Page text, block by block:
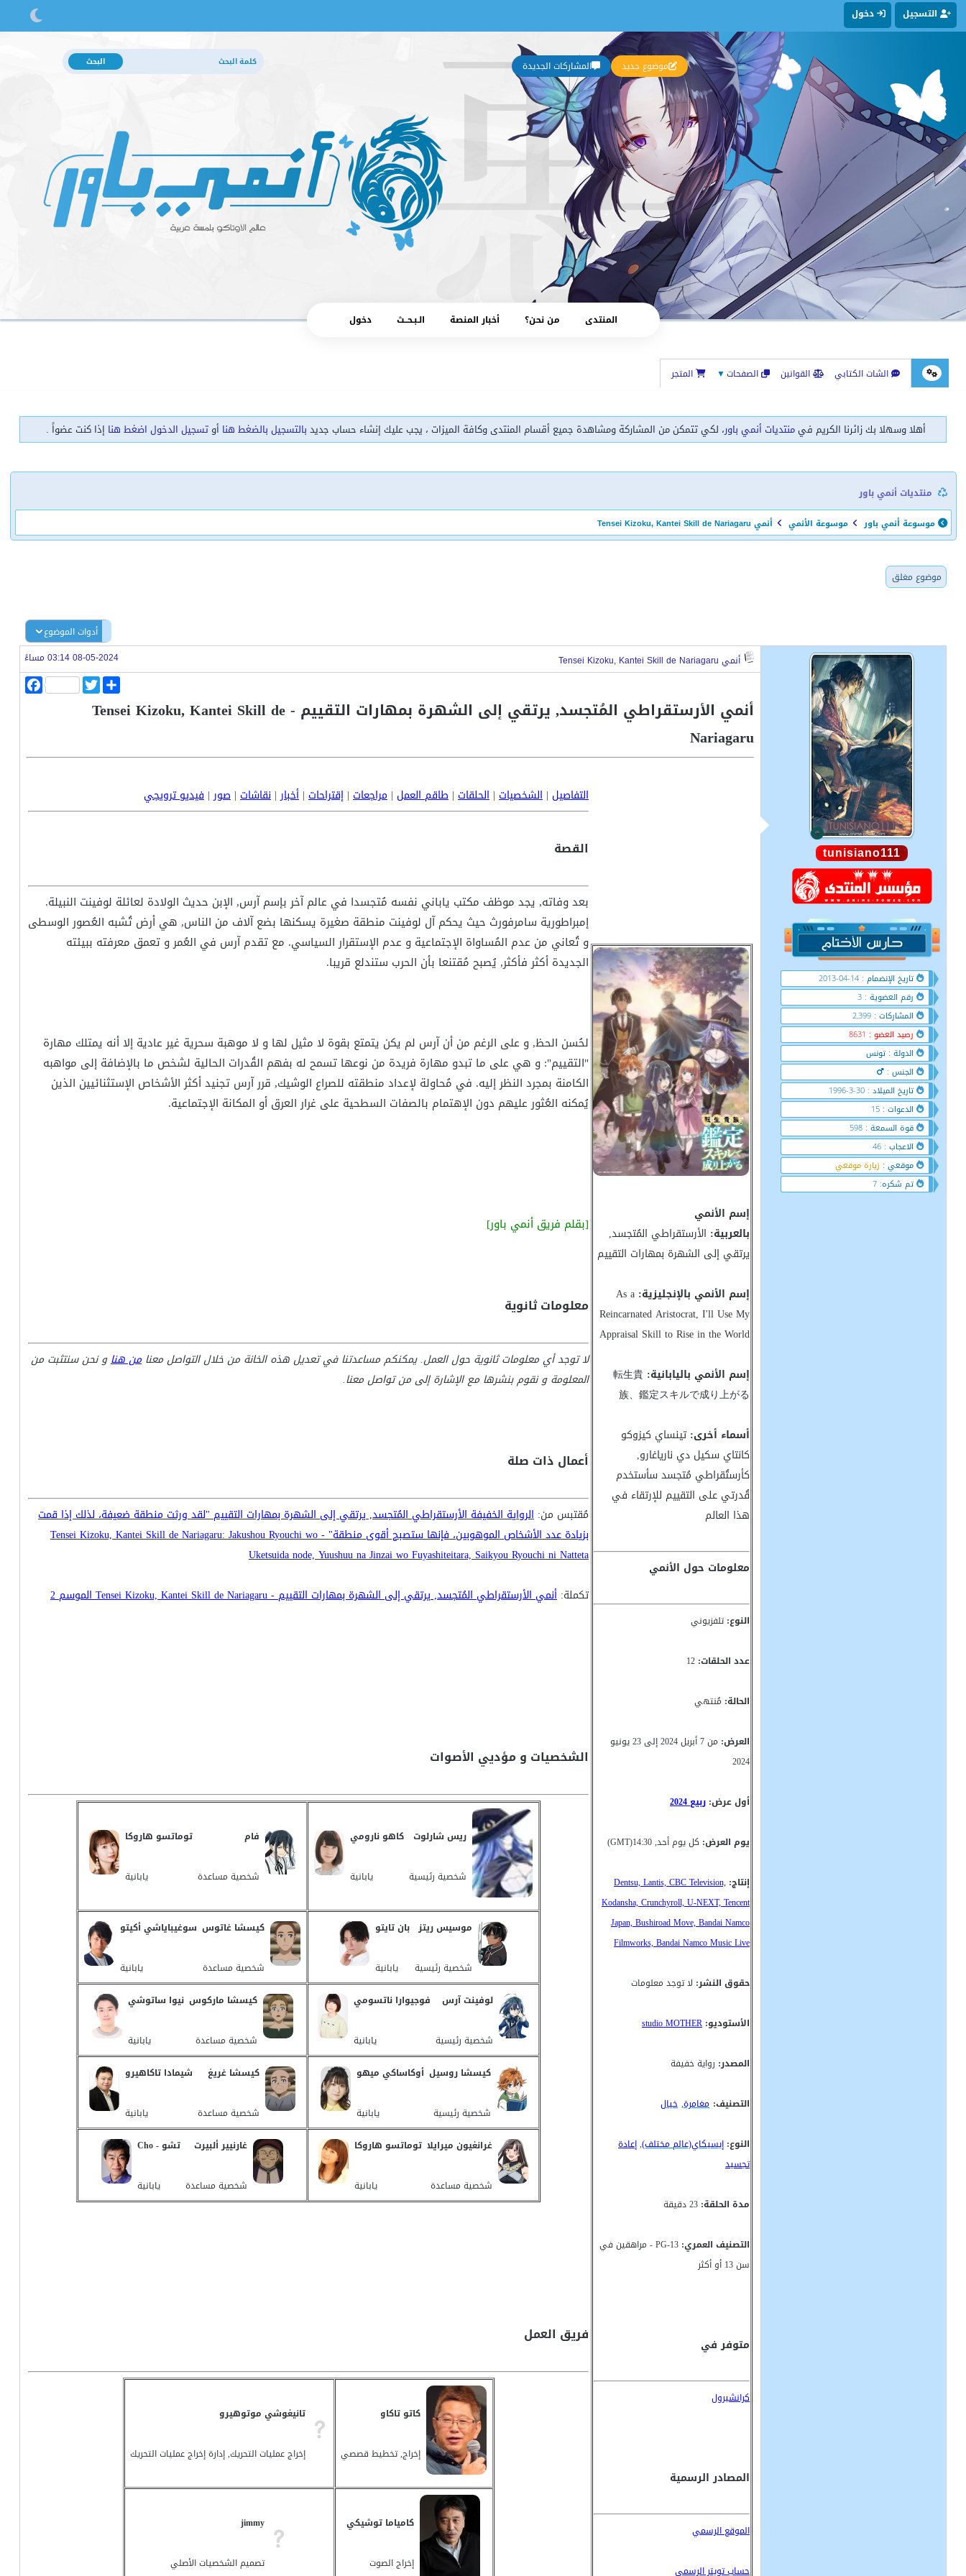
التسجيل دخول
المشاركات الجديدة موضوع جديد
المنتدى من نحن؟ أخبار المنصة الـبـحــث دخول
الشات الكتابي القوانين الصفحات▼ المتجر
أهلا وسهلا بك زائرنا الكريم فيمنتديات أنمي باور، لكي تتمكن من المشاركة ومشاهدة جميع أقسام المنتدى وكافة الميزات ، يجب عليك إنشاء حساب جديد بالتسجيل بالضغط هنا أوتسجيل الدخول اضغط هنا إذا كنت عضواً .
منتديات أنمي باور
موسوعة أنمي باور موسوعة الأنمي أنمي Tensei Kizoku, Kantei Skill de Nariagaru
موضوع مغلق
أدوات الموضوع
أنمي Tensei Kizoku, Kantei Skill de Nariagaru
08-05-2024 03:14 مساءً
tunisiano111
تاريخ الإنضمام : 14-04-2013
رقم العضوية : 3
المشاركات : 2,399
رصيد العضو : 8631
الدولة : تونس
الجنس :
تاريخ الميلاد : 30-3-1996
الدعوات : 15
قوة السمعة : 598
الاعجاب : 46
موقعي : زيارة موقعي
تم شكره: 7
a
T
w
i
t
ن
ر
أنمي الأرستقراطي المُتجسد, يرتقي إلى الشهرة بمهارات التقييم - Tensei Kizoku, Kantei Skill de
Nariagaru
إسم الأنمي
بالعربية: الأرستقراطي المُتجسد,
يرتقي إلى الشهرة بمهارات التقييم
إسم الأنمي بالإنجليزية: As a
Reincarnated Aristocrat, I'll Use My
Appraisal Skill to Rise in the World
إسم الأنمي باليابانية: 転生貴
族、鑑定スキルで成り上がる
أسماء أخرى: تينساي كيزوكو
كانتاي سكيل دي نارياغارو,
كأرستُقراطي مُتجسد سأستخدم
قُدرتي على التقييم للإرتقاء في
هذا العالم
معلومات حول الأنمي
النوع:تلفزيوني
عدد الحلقات: 12
الحالة: مُنتهي
العرض:
من 7 أبريل 2024 إلى 23 يونيو
2024
أول عرض: ربيع 2024
يوم العرض: كل يوم أحد, 14:30(GMT)
إنتاج: Dentsu, Lantis, CBC Television,
Kodansha, Crunchyroll, U-NEXT, Tencent
Japan, Bushiroad Move, Bandai Namco
Filmworks, Bandai Namco Music Live
حقوق النشر: لا توجد معلومات
الأستوديو: studio MOTHER
المصدر: رواية خفيفة
التصنيف: مغامرة, خيال
النوع: إيسيكاي(عالم مختلف),إعادة
تجسيد
مدة الحلقة: 23 دقيقة
التصنيف العمري:
PG-13 - مراهقين في
سن 13 أو أكثر
متوفر في
كرانشيرول
المصادر الرسمية
الموقع الرسمي
حساب تويتر الرسمي
التفاصيل | الشخصيات| الحلقات| طاقم العمل | مراجعات| إقتراحات| أخبار| نقاشات| صور| فيديو ترويجي
القصة
بعد وفاته, يجد موظف مكتب ياباني نفسه مُتجسدا في عالم آخر بإسم آرس, الإبن حديث الولادة لعائلة لوفينت النبيلة.
إمبراطورية سامرفورث حيث يحكم آل لوفينت منطقة صغيرة يسكنها بضع آلاف من الناس, هي أرض تُشبه العُصور الوسطى
و تُعاني من عدم المُساواة الإجتماعية و عدم الإستقرار السياسي. مع تقدم آرس في العُمر و تعمق معرفته ببيئته
الجديدة أكثر فأكثر, يُصبح مُقتنعا بأن الحرب ستندلع قريبا.
لحُسن الحظ, و على الرغم من أن آرس لم يكن يتمتع بقوة لا مثيل لها و لا موهبة سحرية غير عادية إلا أنه يمتلك مهارة
"التقييم": و هي على ما تبدو مهارة فريدة من نوعها تسمح له بفهم القُدرات الحالية لشخص ما بالإضافة إلى مواهبه
الكامنة بمجرد النظر إليه. في مُحاولة لإعداد منطقته للصراع الوشيك, قرر آرس تجنيد أكثر الأشخاص الإستثنائيين الذين
يُمكنه العُثور عليهم دون الإهتمام بالصفات السطحية على غرار العرق أو المكانة الإجتماعية.
[بقلم فريق أنمي باور]
معلومات ثانوية
لا توجد أي معلومات ثانوية حول العمل. يمكنكم مساعدتنا في تعديل هذه الخانة من خلال التواصل معنامن هناو نحن سنتثبت من
المعلومة و نقوم بنشرها مع الإشارة إلى من تواصل معنا.
أعمال ذات صلة
مُقتبس من: الرواية الخفيفة الأرستقراطي المُتجسد, يرتقي إلى الشهرة بمهارات التقييم "لقد ورثت منطقة ضعيفة، لذلك إذا قمت
بزيادة عدد الأشخاص الموهوبين، فإنها ستصبح أقوى منطقة" - Tensei Kizoku, Kantei Skill de Nariagaru: Jakushou Ryouchi wo
Uketsuida node, Yuushuu na Jinzai wo Fuyashiteitara, Saikyou Ryouchi ni Natteta
تكملة: أنمي الأرستقراطي المُتجسد, يرتقي إلى الشهرة بمهارات التقييم - Tensei Kizoku, Kantei Skill de Nariagaru الموسم 2
الشخصيات و مؤديي الأصوات
ريس شارلوت
شخصية رئيسية
كاهو نارومي
يابانية
فام
شخصية مساعدة
توماتسو هاروكا
يابانية
موسيس ريتز
شخصية رئيسية
بان تايتو
يابانية
كيسشا غاتوس
شخصية مساعدة
سوغيباياشي أكيتو
يابانية
لوفينت آرس
شخصية رئيسية
فوجيوارا ناتسومي
يابانية
كيسشا ماركوس
شخصية مساعدة
نيوا ساتوشي
يابانية
كيسشا روسيل
شخصية رئيسية
أوكاساكي ميهو
يابانية
كيسشا غريغ
شخصية مساعدة
شيمادا تاكاهيرو
يابانية
غرانغيون ميرايلا
شخصية مساعدة
توماتسو هاروكا
يابانية
غارنيير ألبيرت
شخصية مساعدة
تشو - Cho
يابانية
فريق العمل
كاتو تاكاو
إخراج, تخطيط قصصي
تانيغوشي موتوهيرو
إخراج عمليات التحريك, إدارة إخراج عمليات التحريك
كامياما توشيكي
إخراج الصوت
jimmy
تصميم الشخصيات الأصلي